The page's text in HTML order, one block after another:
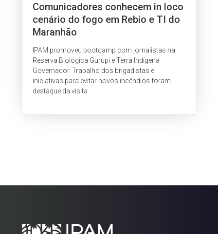
Comunicadores conhecem in loco
cenário do fogo em Rebio e TI do
Maranhão
IPAM promoveu bootcamp com jornalistas na
Reserva Biológica Gurupi e Terra Indígena
Governador. Trabalho dos brigadistas e
iniciativas para evitar novos incêndios foram
destaque da visita.